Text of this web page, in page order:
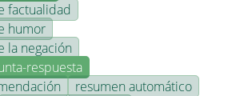
factualidad
humor
la negación
respuesta
resumen automático